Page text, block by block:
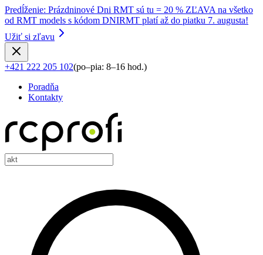
Predĺženie: Prázdninové Dni RMT sú tu = 20 % ZĽAVA na všetko
od RMT models s kódom DNIRMT platí až do piatku 7. augusta!
Užiť si zľavu
+421 222 205 102(po–pia: 8–16 hod.)
Poradňa
Kontakty